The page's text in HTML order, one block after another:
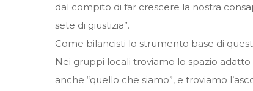
dal compito di far crescere la nostra
sete di giustizia”.
Come bilancisti lo strumento base di
Nei gruppi locali troviamo lo spazio
anche “quello che siamo”, e troviamo